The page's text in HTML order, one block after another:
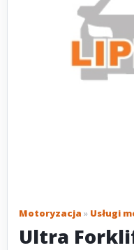
Motoryzacja » Usługi
Ultra